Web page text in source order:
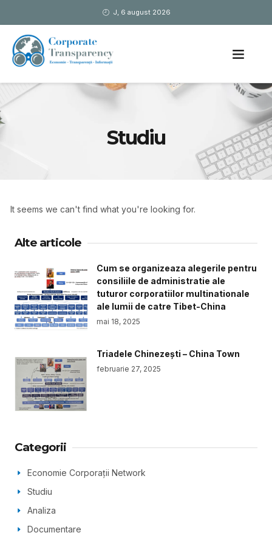
J, 6 august 2026
Studiu
It seems we can't find what you're looking for.
Alte articole
Cum se organizeaza alegerile pentru
consiliile de administratie ale
tuturor corporatiilor multinationale
ale lumii de catre Tibet-China
mai 18, 2025
Triadele Chinezești – China Town
februarie 27, 2025
Categorii
Economie Corporații Network
Studiu
Analiza
Documentare